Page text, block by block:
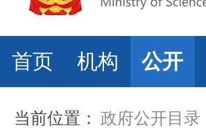
首页 机构 公开
当前位置： 政府公开目录